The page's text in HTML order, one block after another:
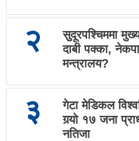
२
सुदूरपश्चिममा
दाबी पक्का,
मन्त्रालय?
३
गेटा मेडिकल
गर्‍यो १७ जना
नतिजा